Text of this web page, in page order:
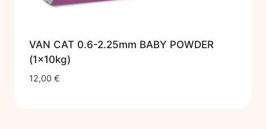
VAN CAT 0.6-2.25mm BABY POWDER
(1x10kg)
12,00 €